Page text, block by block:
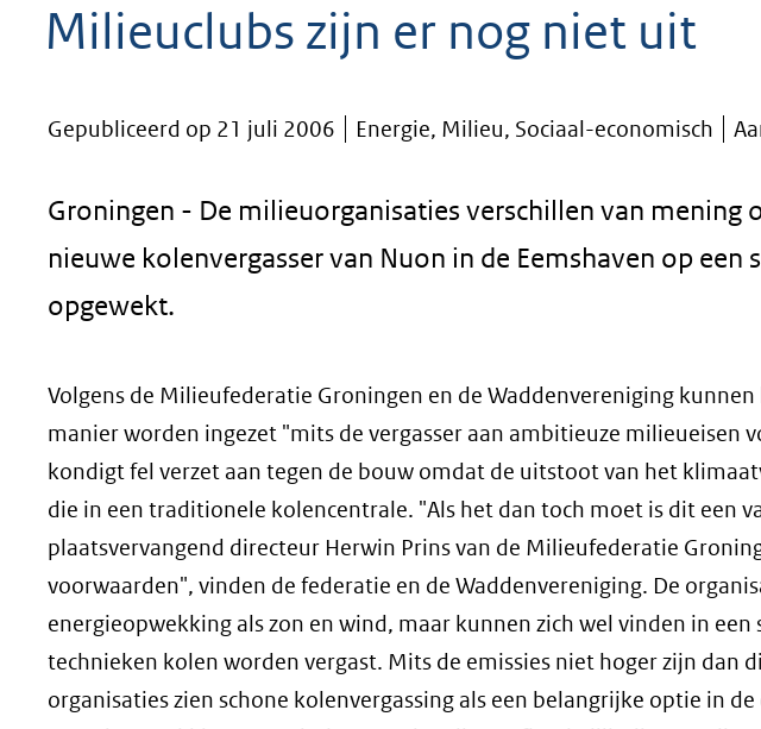
website
worden
Milieuclubs zijn er nog niet uit
Gepubliceerd op 21 juli 2006 Energie, Milieu, Sociaal-economisch
Groningen - De milieuorganisaties verschillen van mening
nieuwe kolenvergasser van Nuon in de Eemshaven op
opgewekt.
Volgens de Milieufederatie Groningen en de Waddenvereniging
manier worden ingezet "mits de vergasser aan ambitieuze milieueisen
kondigt fel verzet aan tegen de bouw omdat de uitstoot van het
die in een traditionele kolencentrale. "Als het dan toch moet is dit een
plaatsvervangend directeur Herwin Prins van de Milieufederatie
voorwaarden", vinden de federatie en de Waddenvereniging. De
energieopwekking als zon en wind, maar kunnen zich wel vinden in
technieken kolen worden vergast. Mits de emissies niet hoger zijn dan
organisaties zien schone kolenvergassing als een belangrijke optie in